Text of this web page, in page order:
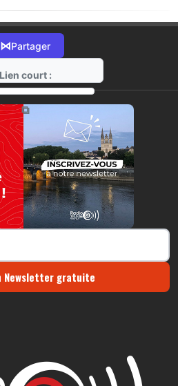
⋈Partager
Lien court :
https://radio-g.fr?11131
⧉
Newsletter gratuite